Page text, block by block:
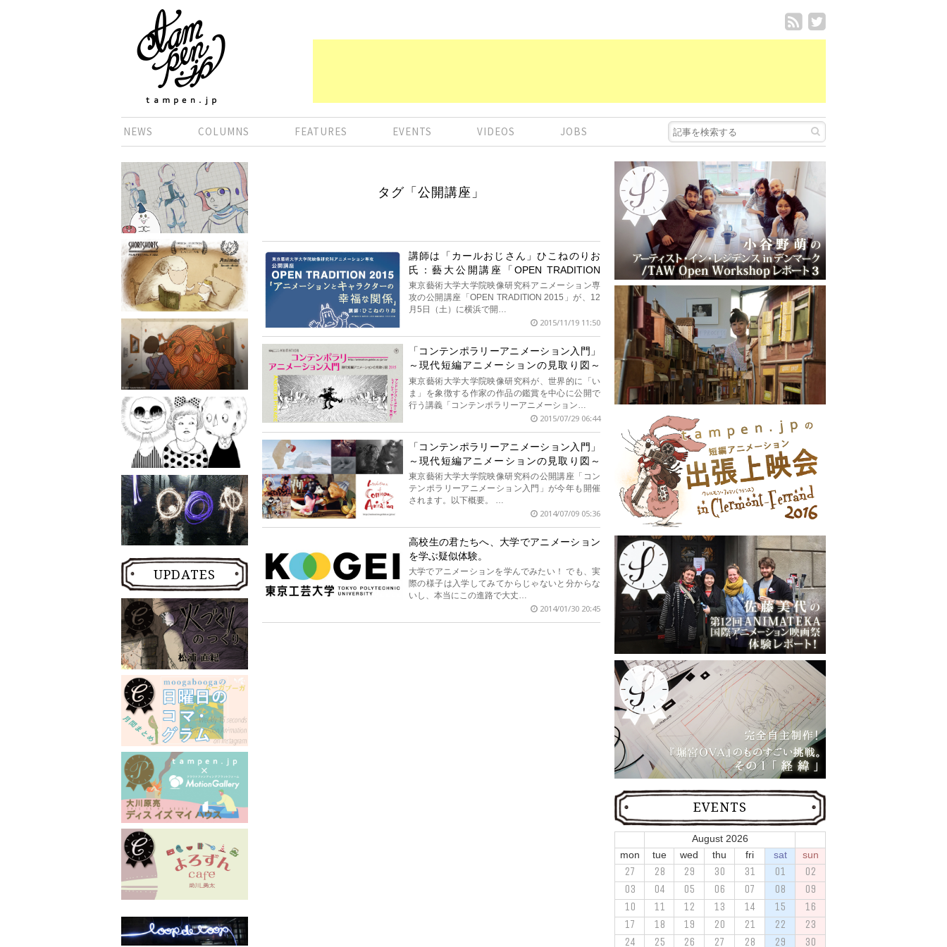
NEWS COLUMNS FEATURES EVENTS VIDEOS JOBS
UPDATES
タグ「公開講座」
講師は「カールおじさん」ひこねのりお
氏：藝大公開講座「OPEN TRADITION
2015」開催
東京藝術大学大学院映像研究科アニメーション専
攻の公開講座「OPEN TRADITION 2015」が、12
月5日（土）に横浜で開…
2015/11/19 11:50
「コンテンポラリーアニメーション入門」
～現代短編アニメーションの見取り図～
2015
東京藝術大学大学院映像研究科が、世界的に「い
ま」を象徴する作家の作品の鑑賞を中心に公開で
行う講義「コンテンポラリーアニメーション…
2015/07/29 06:44
「コンテンポラリーアニメーション入門」
～現代短編アニメーションの見取り図～
2014
東京藝術大学大学院映像研究科の公開講座「コン
テンポラリーアニメーション入門」が今年も開催
されます。以下概要。 …
2014/07/09 05:36
高校生の君たちへ、大学でアニメーション
を学ぶ疑似体験。
大学でアニメーションを学んでみたい！ でも、実
際の様子は入学してみてからじゃないと分からな
いし、本当にこの進路で大丈…
2014/01/30 20:45
EVENTS
August 2026
mon
tue wed thu fri sat sun
27 28 29 30 31 01
02
03
04 05 06 07 08
09
10
11 12 13 14 15
16
17
18 19 20 21 22
23
24
25 26 27 28 29 30